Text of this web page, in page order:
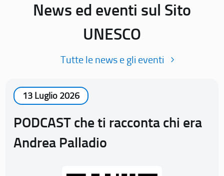
News ed eventi sul Sito
UNESCO
Tutte le news e gli eventi
13 Luglio 2026
PODCAST che ti racconta chi era
Andrea Palladio